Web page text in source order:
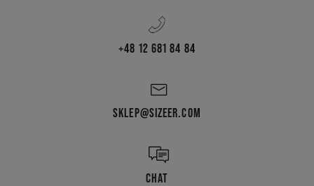
+48 12 681 84 84
SKLEP@SIZEER.COM
CHAT